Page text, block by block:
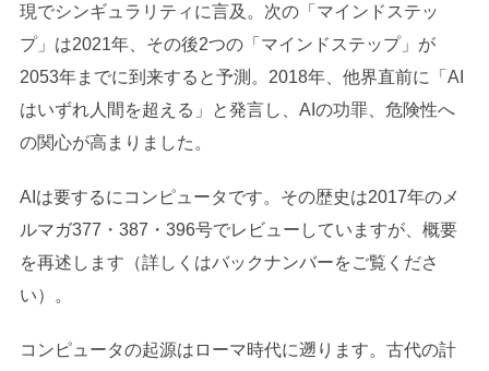
現でシンギュラリティに言及。次の「マインドステッ
プ」は2021年、その後2つの「マインドステップ」が
2053年までに到来すると予測。2018年、他界直前に「AI
はいずれ人間を超える」と発言し、AIの功罪、危険性へ
の関心が高まりました。
AIは要するにコンピュータです。その歴史は2017年のメ
ルマガ377・387・396号でレビューしていますが、概要
を再述します（詳しくはバックナンバーをご覧くださ
い）。
コンピュータの起源はローマ時代に遡ります。古代の計